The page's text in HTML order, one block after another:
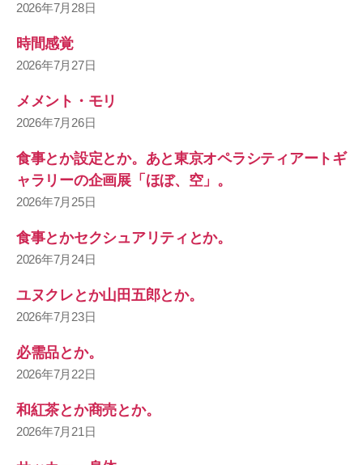
2026年7月28日
時間感覚
2026年7月27日
メメント・モリ
2026年7月26日
食事とか設定とか。あと東京オペラシティアートギ
ャラリーの企画展「ほぼ、空」。
2026年7月25日
食事とかセクシュアリティとか。
2026年7月24日
ユヌクレとか山田五郎とか。
2026年7月23日
必需品とか。
2026年7月22日
和紅茶とか商売とか。
2026年7月21日